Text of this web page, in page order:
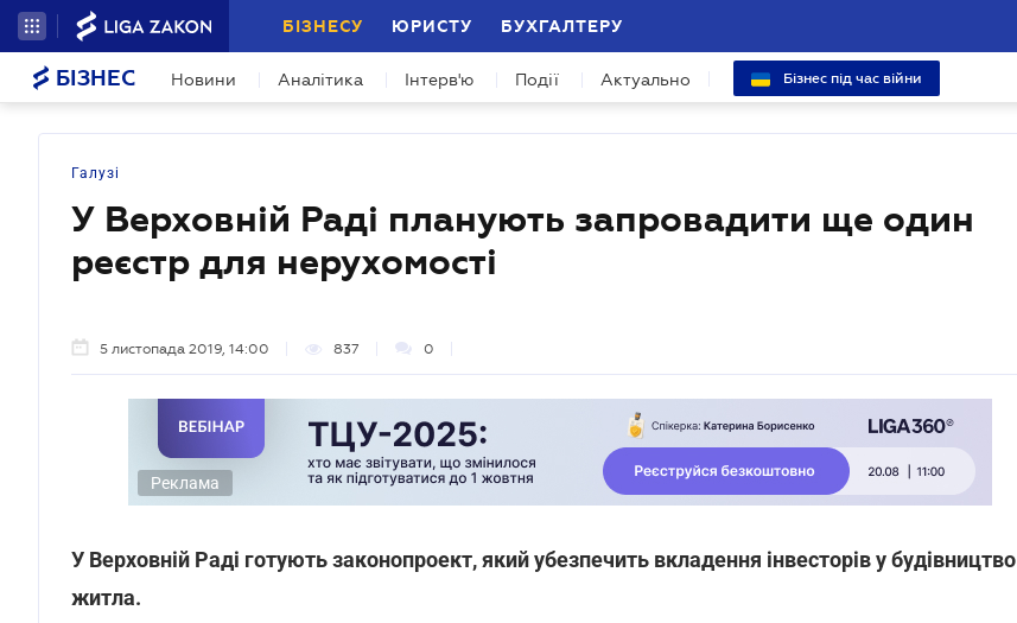
БІЗНЕСУ ЮРИСТУ БУХГАЛТЕРУ
БІЗНЕС Новини Аналітика Інтерв'ю Події Актуально Бізнес під час війни
Галузі
У Верховній Раді планують запровадити ще один
реєстр для нерухомості
5 листопада 2019, 14:00 837 0
Реклама
У Верховній Раді готують законопроект, який убезпечить вкладення інвесторів у будівництво
житла.